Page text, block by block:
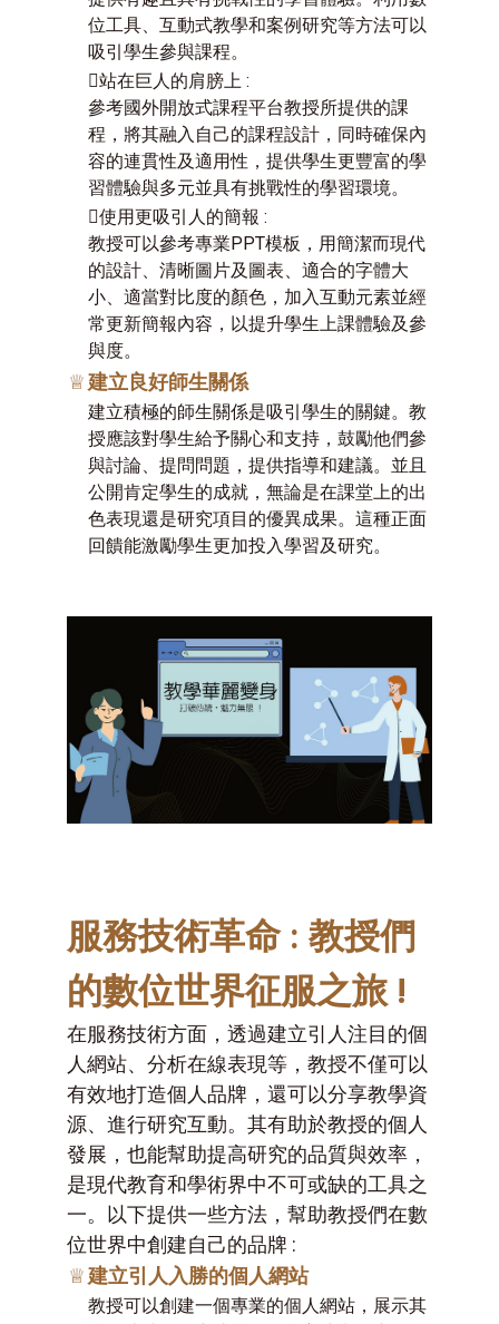
位工具、互動式教學和案例研究等方法可以
吸引學生參與課程。
站在巨人的肩膀上 :
參考國外開放式課程平台教授所提供的課
程，將其融入自己的課程設計，同時確保內
容的連貫性及適用性，提供學生更豐富的學
習體驗與多元並具有挑戰性的學習環境。
使用更吸引人的簡報 :
教授可以參考專業PPT模板，用簡潔而現代
的設計、清晰圖片及圖表、適合的字體大
小、適當對比度的顏色，加入互動元素並經
常更新簡報內容，以提升學生上課體驗及參
與度。
♕建立良好師生關係
建立積極的師生關係是吸引學生的關鍵。教
授應該對學生給予關心和支持，鼓勵他們參
與討論、提問問題，提供指導和建議。並且
公開肯定學生的成就，無論是在課堂上的出
色表現還是研究項目的優異成果。這種正面
回饋能激勵學生更加投入學習及研究。
服務技術革命 : 教授們
的數位世界征服之旅 !
在服務技術方面，透過建立引人注目的個
人網站、分析在線表現等，教授不僅可以
有效地打造個人品牌，還可以分享教學資
源、進行研究互動。其有助於教授的個人
發展，也能幫助提高研究的品質與效率，
是現代教育和學術界中不可或缺的工具之
一。以下提供一些方法，幫助教授們在數
位世界中創建自己的品牌 :
♕建立引人入勝的個人網站
教授可以創建一個專業的個人網站，展示其